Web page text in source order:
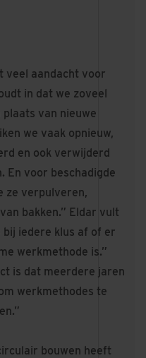
veel aandacht voor
in dat we zoveel
van nieuwe
we vaak opnieuw,
en ook verwijderd
En voor beschadigde
ze verpulveren,
bakken.” Eldar vult
bij iedere klus af of er
werkmethode is.”
is dat meerdere jaren
werkmethodes te
bouwen heeft